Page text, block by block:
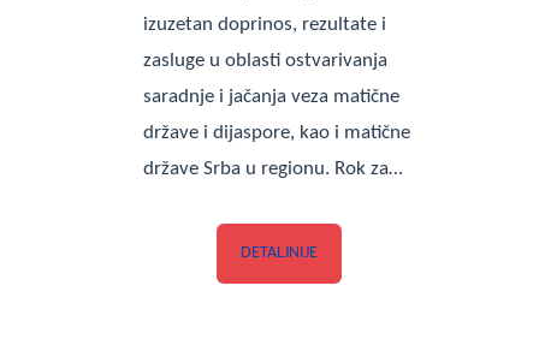
izuzetan doprinos, rezultate i
zasluge u oblasti ostvarivanja
saradnje i jačanja veza matične
države i dijaspore, kao i matične
države Srba u regionu. Rok za…
DETALJNIJE